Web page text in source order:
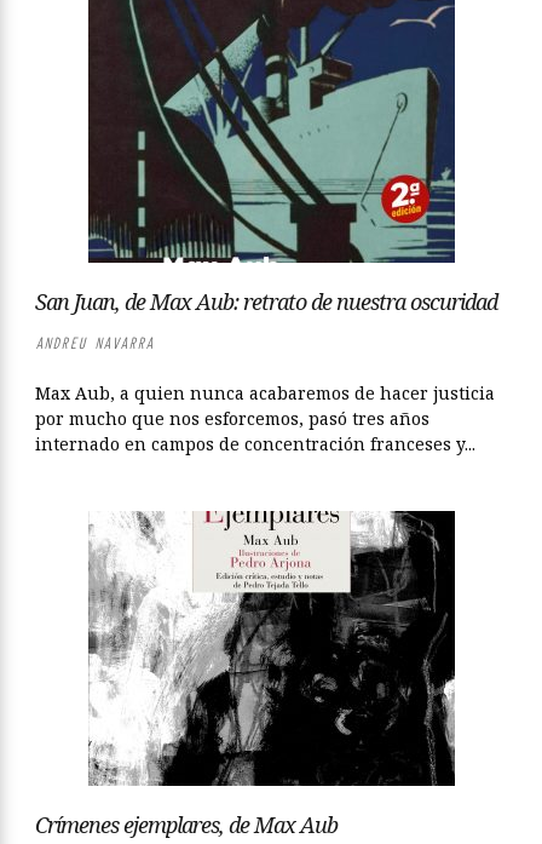
San Juan, de Max Aub: retrato de nuestra oscuridad
ANDREU NAVARRA
Max Aub, a quien nunca acabaremos de hacer justicia
por mucho que nos esforcemos, pasó tres años
internado en campos de concentración franceses y...
Crímenes ejemplares, de Max Aub